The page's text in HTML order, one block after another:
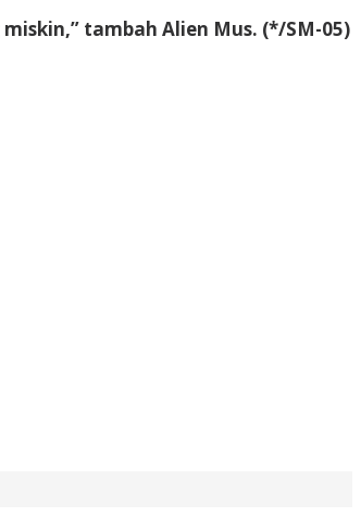
tambah Alien Mus. (*/SM-05)